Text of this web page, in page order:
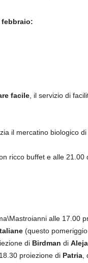
facile, il servizio di
il mercatino biologico di
ricco buffet e alle 21.00
alle 17.00
(questo pomeriggio
di Birdman di
proiezione di Patria,